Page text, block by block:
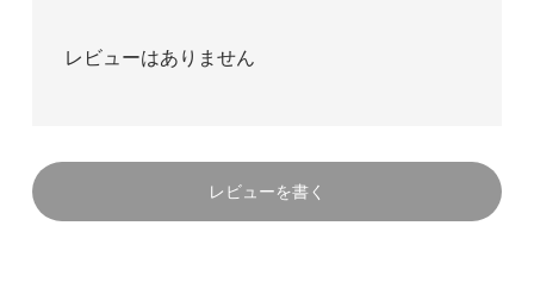
レビューはありません
レビューを書く